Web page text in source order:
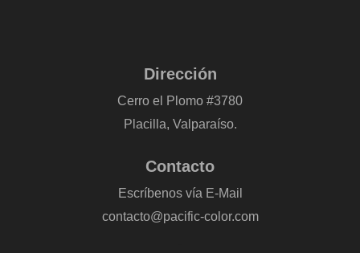
Dirección
Cerro el Plomo #3780
Placilla, Valparaíso.
Contacto
Escríbenos vía E-Mail
contacto@pacific-color.com